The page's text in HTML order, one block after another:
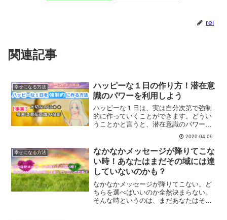
rei
関連記事
幸せになる方法
ハッピーな１日の作り方！潜在意
識のパワーを利用しよう
ハッピーな１日は、実は自分次第で強制
的に作っていくことができます。どうい
うことかと言うと、潜在意識のパワーを
利用することで、目の前に起こる出来事
を作っていくことができるのです。ハッ
ピーな１日を作る方法とは？
2020.04.09
幸せになる方法
なかなかメッセージが降りてこな
い時！あなたはまだその域には達
していないのかも？
なかなかメッセージが降りてこない。ど
ちらを選べばいいのか全然決まらない。
そんな時というのは、まだあなたはその